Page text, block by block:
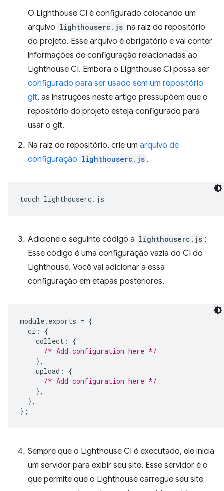
O Lighthouse CI é configurado colocando um
arquivo lighthouserc.js na raiz do repositório
do projeto. Esse arquivo é obrigatório e vai conter
informações de configuração relacionadas ao
Lighthouse CI. Embora o Lighthouse CI possa ser
configurado para ser usado sem um repositório
git, as instruções neste artigo pressupõem que o
repositório do projeto esteja configurado para
usar o git.
Na raiz do repositório, crie um arquivo de
configuração lighthouserc.js .
touch
Adicione o seguinte código a lighthouserc.js :
Esse código é uma configuração vazia do CI do
Lighthouse. Você vai adicionar a essa
configuração em etapas posteriores.
module. exports = {
ci :
{
collect :
{
/* Add configuration here */
},
upload :
{
/* Add configuration here */
},
},
};
Sempre que o Lighthouse CI é executado, ele inicia
um servidor para exibir seu site. Esse servidor é o
que permite que o Lighthouse carregue seu site